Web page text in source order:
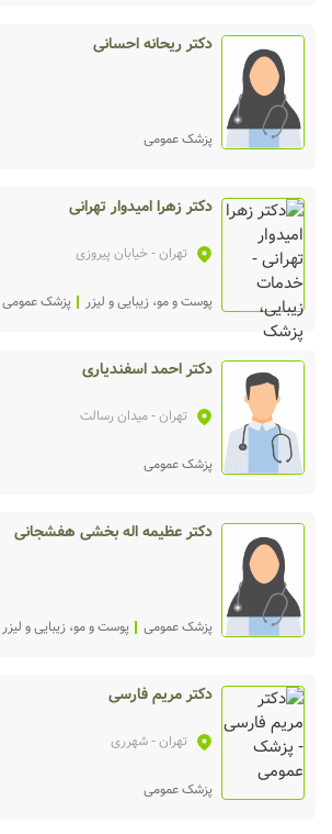
دکتر ریحانه احسانی
پزشک عمومی
دکتر زهرا امیدوار تهرانی
تهران- خیابان پیروزی
پوست و مو، زیبایی و لیزر پزشک عمومی
دکتر احمد اسفندیاری
تهران- میدان رسالت
پزشک عمومی
دکتر عظیمه اله بخشی هفشجانی
پزشک عمومی پوست و مو، زیبایی و لیزر
دکتر مریم فارسی
تهران- شهرری
پزشک عمومی